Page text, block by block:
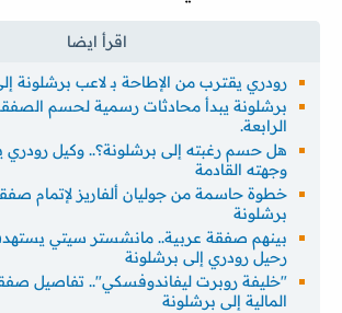
رودري يقترب من الإطاحة بـ لاعب برشلونة
برشلونة يبدأ محادثات رسمية لحسم
الرابعة.
هل حسم رغبته إلى برشلونة؟.. وكيل رودري
وجهته القادمة
خطوة حاسمة من جوليان ألفاريز لإتمام
برشلونة
رحيل رودري إلى برشلونة
"خليفة روبرت ليفاندوفسكي".. تفاصيل
المالية إلى برشلونة